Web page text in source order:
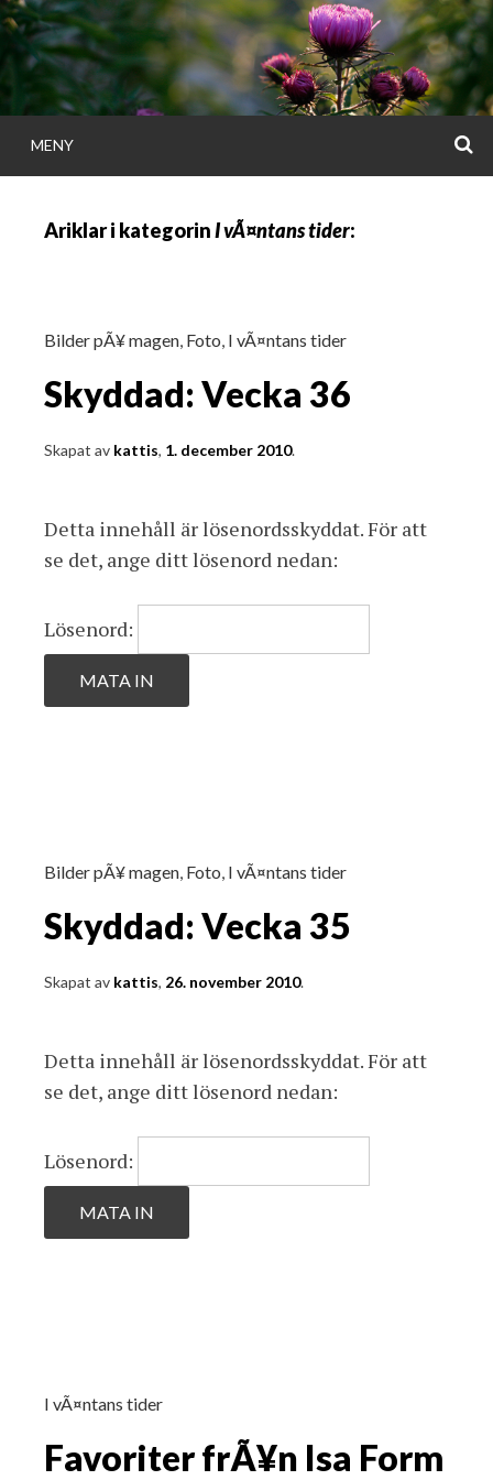
Gå
direkt
till
innehållet
i ord & bild
MENY
Ariklar i kategorinI vÃ¤ntans tider:
Bilder pÃ¥ magen, Foto, I vÃ¤ntans tider
Skyddad: Vecka 36
Skapat av kattis, 1. december 2010.
Detta innehåll är lösenordsskyddat. För att
se det, ange ditt lösenord nedan:
Lösenord:
Bilder pÃ¥ magen, Foto, I vÃ¤ntans tider
Skyddad: Vecka 35
Skapat av kattis, 26. november 2010.
Detta innehåll är lösenordsskyddat. För att
se det, ange ditt lösenord nedan:
Lösenord:
I vÃ¤ntans tider
Favoriter frÃ¥n Isa Form